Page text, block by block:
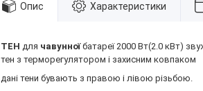
Опис Характеристики
ТЕН для чавунноїбатареї 2000 Вт(2.0 кВт)
тен з терморегулятором і захисним ковпаком
дані тени бувають з правою і лівою різьбою.